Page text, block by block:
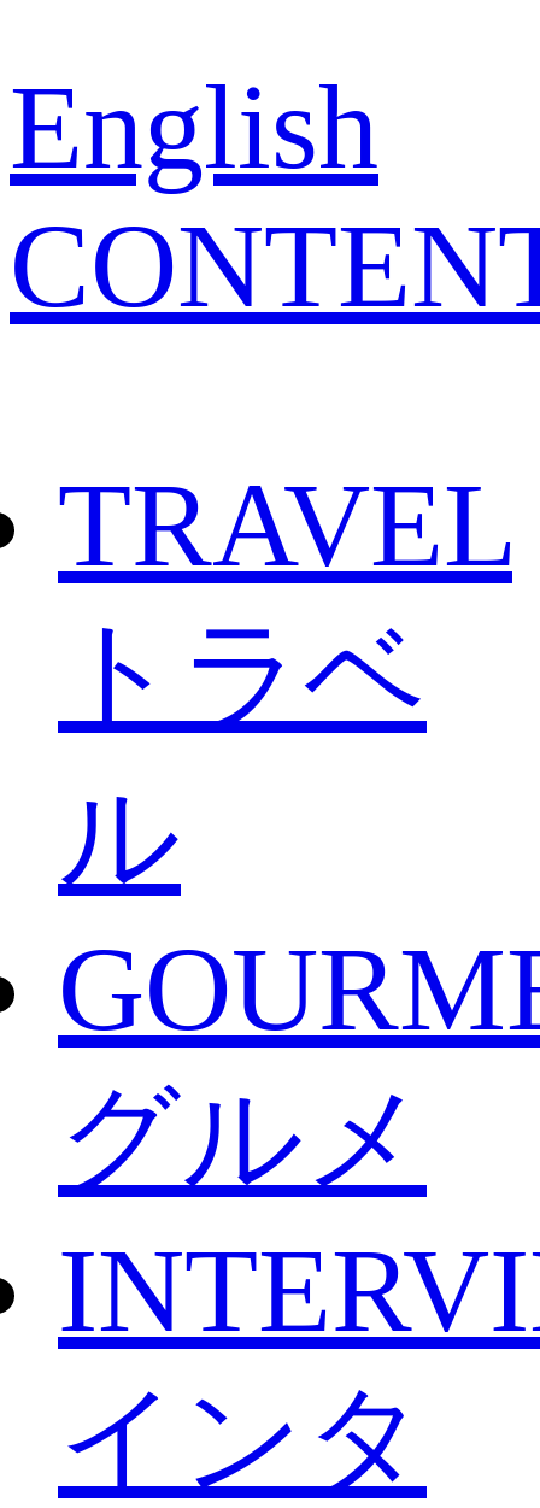
English
TRAVEL
トラベ
ル
グルメ
インタ